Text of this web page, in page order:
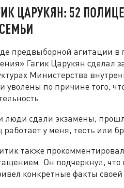
ЦАРУКЯН: 52
предвыборной агитации
Гагик Царукян сделал
Министерства
уволены по причине того,
люди сдали экзамены,
работает у меня, тесть или
также
Он подчеркнул,
конкретные факты